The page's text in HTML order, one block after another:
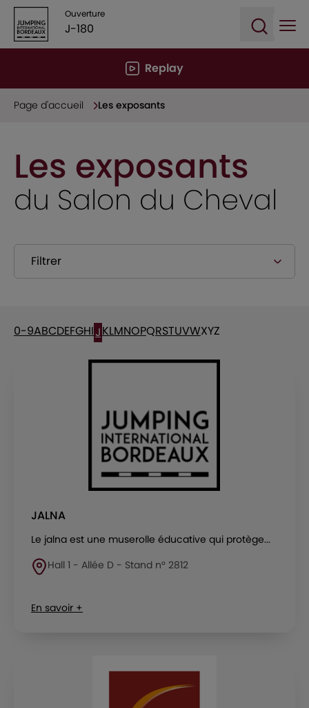
Ouverture
J-180
Replay
Page d'accueil Les exposants
Les exposants
du Salon du Cheval
Filtrer
0-9ABCDEFGHIJKLMNOPQRSTUVWXYZ
JALNA
Le jalna est une muserolle éducative qui protège...
Hall 1 - Allée D - Stand n° 2812
En savoir +